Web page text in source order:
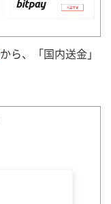
から、「国内送金」